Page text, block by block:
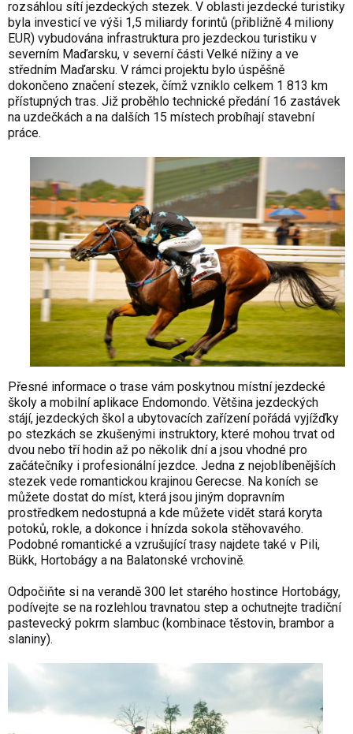
rozsáhlou sítí jezdeckých stezek. V oblasti jezdecké turistiky
byla investicí ve výši 1,5 miliardy forintů (přibližně 4 miliony
EUR) vybudována infrastruktura pro jezdeckou turistiku v
severním Maďarsku, v severní části Velké nížiny a ve
středním Maďarsku. V rámci projektu bylo úspěšně
dokončeno značení stezek, čímž vzniklo celkem 1 813 km
přístupných tras. Již proběhlo technické předání 16 zastávek
na uzdečkách a na dalších 15 místech probíhají stavební
práce.
Přesné informace o trase vám poskytnou místní jezdecké
školy a mobilní aplikace Endomondo. Většina jezdeckých
stájí, jezdeckých škol a ubytovacích zařízení pořádá vyjížďky
po stezkách se zkušenými instruktory, které mohou trvat od
dvou nebo tří hodin až po několik dní a jsou vhodné pro
začátečníky i profesionální jezdce. Jedna z nejoblíbenějších
stezek vede romantickou krajinou Gerecse. Na koních se
můžete dostat do míst, která jsou jiným dopravním
prostředkem nedostupná a kde můžete vidět stará koryta
potoků, rokle, a dokonce i hnízda sokola stěhovavého.
Podobné romantické a vzrušující trasy najdete také v Pili,
Bükk, Hortobágy a na Balatonské vrchovině.
Odpočiňte si na verandě 300 let starého hostince Hortobágy,
podívejte se na rozlehlou travnatou step a ochutnejte tradiční
pastevecký pokrm slambuc (kombinace těstovin, brambor a
slaniny).